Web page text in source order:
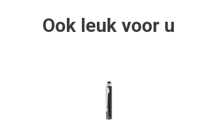
Ook leuk voor u